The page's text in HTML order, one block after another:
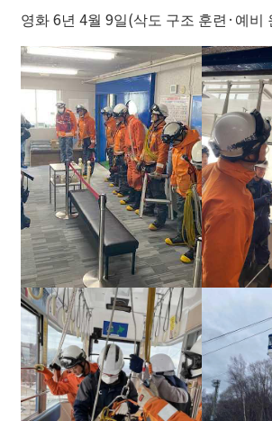
영화 6년 4월 9일(삭도 구조 훈련·예비